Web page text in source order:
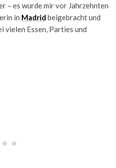
– es wurde mir vor Jahrzehnten
in Madrid beigebracht und
vielen Essen, Parties und